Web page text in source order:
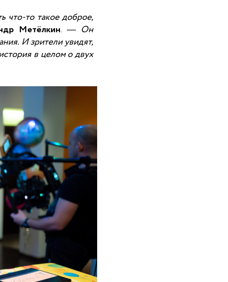
что-то такое доброе,
Метёлкин. —Он
И зрители увидят,
в целом о двух